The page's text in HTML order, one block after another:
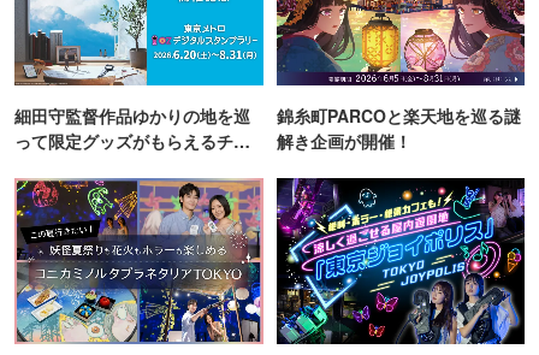
細田守監督作品ゆかりの地を巡
って限定グッズがもらえるチャ
錦糸町PARCOと楽天地を巡る謎
解き企画が開催！